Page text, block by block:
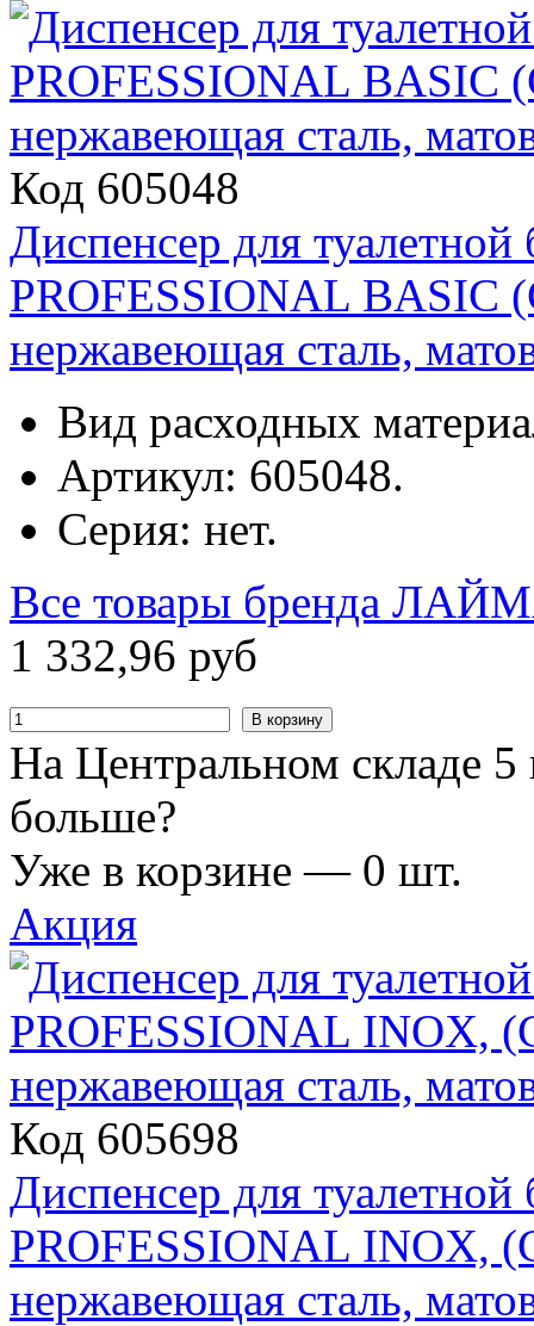
Код 605048
Диспенсер для
PROFESSIONAL BASIC
нержавеющая сталь,
Вид расходных
Артикул: 605048.
Серия: нет.
Все товары бренда
1 332,96 руб
В корзину
На Центральном складе 5
больше?
Уже в корзине — 0 шт.
Акция
Код 605698
Диспенсер для
PROFESSIONAL INOX,
нержавеющая сталь,